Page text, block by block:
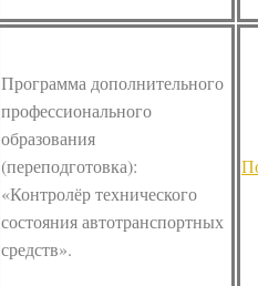
Программа дополнительного
профессионального
образования
(переподготовка):
«Контролёр технического
состояния автотранспортных
средств».